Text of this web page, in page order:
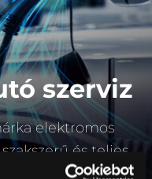
szerviz
elektromos
és teljes